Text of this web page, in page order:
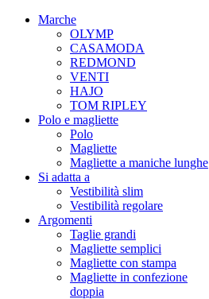
Marche
OLYMP
CASAMODA
REDMOND
VENTI
HAJO
TOM RIPLEY
Polo e magliette
Polo
Magliette
Magliette a maniche lunghe
Si adatta a
Vestibilità slim
Vestibilità regolare
Argomenti
Taglie grandi
Magliette semplici
Magliette con stampa
Magliette in confezione
doppia